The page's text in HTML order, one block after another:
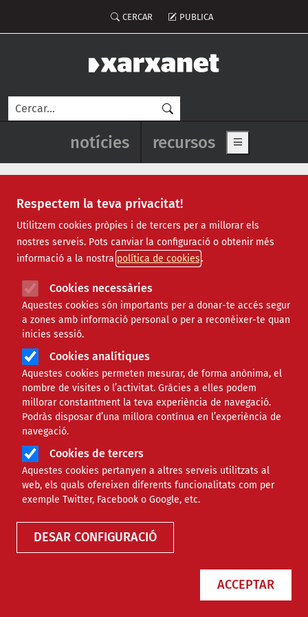
Respectem la teva privacitat!
Utilitzem cookies pròpies i de tercers per a millorar els
nostres serveis. Pots canviar la configuració o obtenir més
informació a la nostra política de cookies
Cookies necessàries
Aquestes cookies són importants per a donar-te accés segur
a zones amb informació personal o per a reconèixer-te quan
inicies sessió.
Cookies analítiques
Aquestes cookies permeten mesurar, de forma anònima, el
nombre de visites o l’activitat. Gràcies a elles podem
millorar constantment la teva experiència de navegació.
Podràs disposar d’una millora contínua en l’experiència de
navegació.
Cookies de tercers
Aquestes cookies pertanyen a altres serveis utilitzats al
web, els quals ofereixen diferents funcionalitats com per
exemple Twitter, Facebook o Google, etc.
DESAR CONFIGURACIÓ
ACCEPTAR
Menú del compte d'usuari
CERCAR PUBLICA
Cerca
Navegació principal de
notícies recursos Show main
Notícies
Totes | Ambiental | Comunitari | Cultural | Social
|
Internacional | Projectes | Jurídic | Tecnològic
Formació